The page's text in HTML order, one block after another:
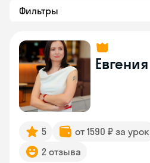
Фильтры
Евгения
5 от 1590 ₽ за урок
2 отзыва